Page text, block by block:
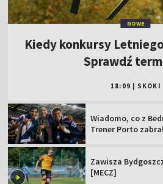
NOWE
Kiedy konkursy
Sprawdź
18:09 SKOKI
Wiadomo, co z
Trener Porto
Zawisza
[MECZ]